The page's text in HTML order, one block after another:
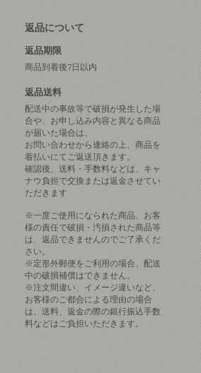
返品について
返品期限
商品到着後7日以内
返品送料
配送中の事故等で破損が発生した場
合や、お申し込み内容と異なる商品
が届いた場合は、
お問い合わせから連絡の上、商品を
着払いにてご返送頂きます。
確認後、送料・手数料などは、キャ
ナウ負担で交換または返金させてい
ただきます
※一度ご使用になられた商品、お客
様の責任で破損・汚損された商品等
は、返品できませんのでご了承くだ
さい。
※定形外郵便をご利用の場合、配送
中の破損補償はできません。
※注文間違い、イメージ違いなど、
お客様のご都合による理由の場合
は、送料、返金の際の銀行振込手数
料などはご負担いただきます。